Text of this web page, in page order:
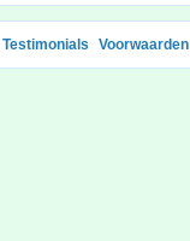
Testimonials Voorwaarden